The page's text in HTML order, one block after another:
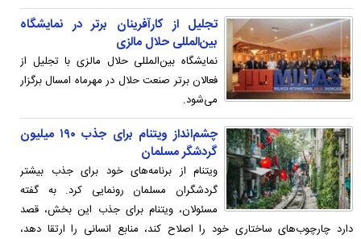
تجلیل از کارآفرینان برتر در نمایشگاه
بین‌المللی حلال مالزی
نمایشگاه بین‌المللی حلال مالزی با تجلیل از
فعالان برتر صنعت حلال در مهرماه امسال برگزار
می‌شود.
چشم‌انداز ویتنام برای جذب ۱۹۰ میلیون
گردشگر مسلمان
ویتنام از برنامه‌های خود برای جذب بیشتر
گردشگران مسلمان رونمایی کرد. به گفته
مسئولان، ویتنام برای جذب این بخش، قصد
دارد چارچوب‌های ساختاری خود را اصلاح کند، منابع انسانی را ارتقا دهد،